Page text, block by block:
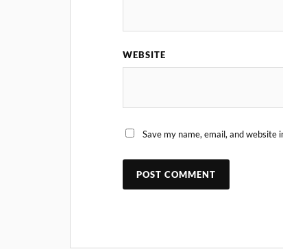
WEBSITE
Save my name, email, and